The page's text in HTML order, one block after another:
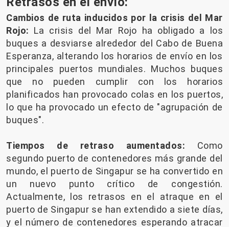
Cambios de ruta inducidos por la crisis del Mar
Rojo: La crisis del Mar Rojo ha obligado a los
buques a desviarse alrededor del Cabo de Buena
Esperanza, alterando los horarios de envío en los
principales puertos mundiales. Muchos buques
que no pueden cumplir con los horarios
planificados han provocado colas en los puertos,
lo que ha provocado un efecto de "agrupación de
buques".
Tiempos de retraso aumentados: Como
segundo puerto de contenedores más grande del
mundo, el puerto de Singapur se ha convertido en
un nuevo punto crítico de congestión.
Actualmente, los retrasos en el atraque en el
puerto de Singapur se han extendido a siete días,
y el número de contenedores esperando atracar